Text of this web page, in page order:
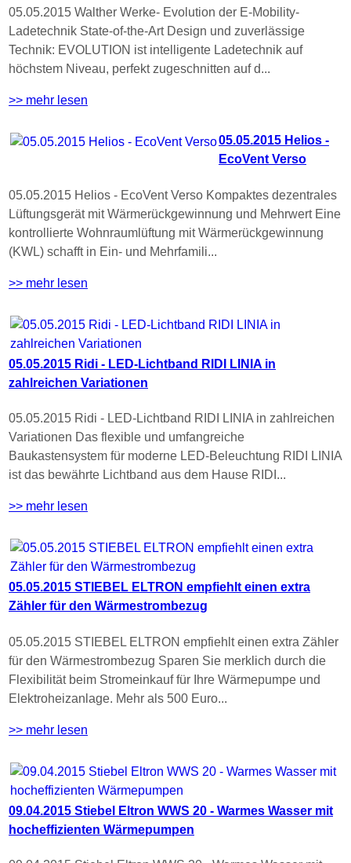
05.05.2015 Walther Werke- Evolution der E-Mobility-
Ladetechnik State-of-the-Art Design und zuverlässige
Technik: EVOLUTION ist intelligente Ladetechnik auf
höchstem Niveau, perfekt zugeschnitten auf d...
>> mehr lesen
05.05.2015 Helios -
EcoVent Verso
05.05.2015 Helios - EcoVent Verso Kompaktes dezentrales
Lüftungsgerät mit Wärmerückgewinnung und Mehrwert Eine
kontrollierte Wohnraumlüftung mit Wärmerückgewinnung
(KWL) schafft in Ein- und Mehrfamili...
>> mehr lesen
05.05.2015 Ridi - LED-Lichtband RIDI LINIA in
zahlreichen Variationen
05.05.2015 Ridi - LED-Lichtband RIDI LINIA in zahlreichen
Variationen Das flexible und umfangreiche
Baukastensystem für moderne LED-Beleuchtung RIDI LINIA
ist das bewährte Lichtband aus dem Hause RIDI...
>> mehr lesen
05.05.2015 STIEBEL ELTRON empfiehlt einen extra
Zähler für den Wärmestrombezug
05.05.2015 STIEBEL ELTRON empfiehlt einen extra Zähler
für den Wärmestrombezug Sparen Sie merklich durch die
Flexibilität beim Stromeinkauf für Ihre Wärmepumpe und
Elektroheizanlage. Mehr als 500 Euro...
>> mehr lesen
09.04.2015 Stiebel Eltron WWS 20 - Warmes Wasser mit
hocheffizienten Wärmepumpen